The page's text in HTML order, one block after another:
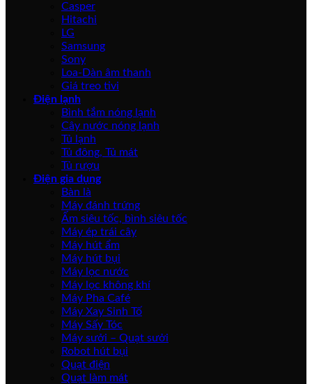
Casper
Hitachi
LG
Samsung
Sony
Loa-Dàn âm thanh
Giá treo tivi
Điện lạnh
Bình tắm nóng lạnh
Cây nước nóng lạnh
Tủ lạnh
Tủ đông, Tủ mát
Tủ rượu
Điện gia dụng
Bàn là
Máy đánh trứng
Ấm siêu tốc, bình siêu tốc
Máy ép trái cây
Máy hút ẩm
Máy hút bụi
Máy lọc nước
Máy lọc không khí
Máy Pha Café
Máy Xay Sinh Tố
Máy Sấy Tóc
Máy sưởi – Quạt sưởi
Robot hút bụi
Quạt điện
Quạt làm mát